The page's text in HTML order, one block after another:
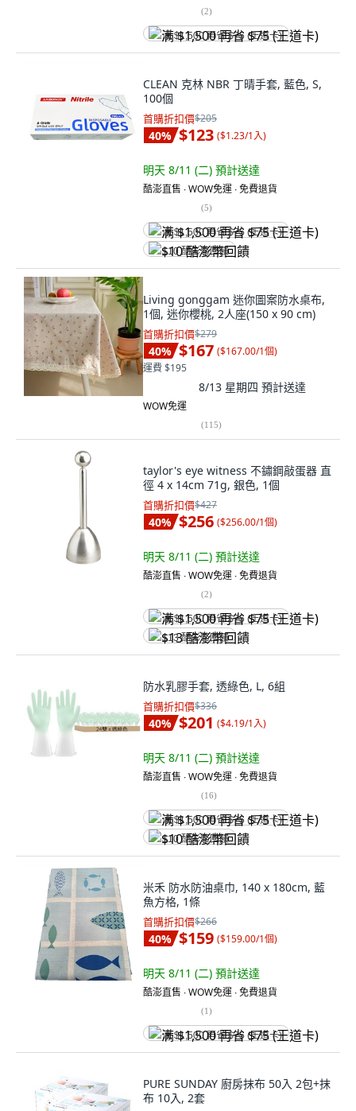
(2)
满 $1,500 再省 $75 (王道卡)
CLEAN 克林 NBR 丁晴手套, 藍色, S,
100個
首購折扣價$205
40% $123 ($1.23/1入)
明天 8/11 (二) 預計送達
酷澎直售 ∙ WOW免運 ∙ 免費退貨
(5)
满 $1,500 再省 $75 (王道卡)
$10 酷澎幣回饋
Living gonggam 迷你圖案防水桌布,
1個, 迷你櫻桃, 2人座(150 x 90 cm)
首購折扣價$279
40% $167 ($167.00/1個)
運費 $195
8/13 星期四 預計送達
WOW免運
(115)
taylor's eye witness 不鏽鋼敲蛋器 直
徑 4 x 14cm 71g, 銀色, 1個
首購折扣價$427
40% $256 ($256.00/1個)
明天 8/11 (二) 預計送達
酷澎直售 ∙ WOW免運 ∙ 免費退貨
(2)
满 $1,500 再省 $75 (王道卡)
$13 酷澎幣回饋
防水乳膠手套, 透綠色, L, 6組
首購折扣價$336
40% $201 ($4.19/1入)
明天 8/11 (二) 預計送達
酷澎直售 ∙ WOW免運 ∙ 免費退貨
(16)
满 $1,500 再省 $75 (王道卡)
$10 酷澎幣回饋
米禾 防水防油桌巾, 140 x 180cm, 藍
魚方格, 1條
首購折扣價$266
40% $159 ($159.00/1個)
明天 8/11 (二) 預計送達
酷澎直售 ∙ WOW免運 ∙ 免費退貨
(1)
满 $1,500 再省 $75 (王道卡)
PURE SUNDAY 廚房抹布 50入 2包+抹
布 10入, 2套